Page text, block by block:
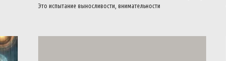
Это испытание выносливости, внимательности